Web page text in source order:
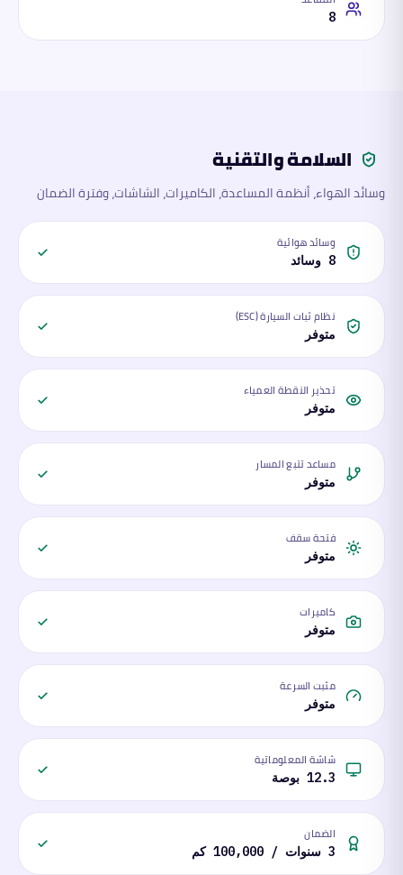
8
السلامة والتقنية
وسائد الهواء، أنظمة المساعدة، الكاميرات، الشاشات، وفترة الضمان
وسائد هوائية
8 وسائد
نظام ثبات السيارة (ESC)
متوفر
تحذير النقطة العمياء
متوفر
مساعد تتبع المسار
متوفر
فتحة سقف
متوفر
كاميرات
متوفر
مثبت السرعة
متوفر
شاشة المعلوماتية
12.3 بوصة
الضمان
3 سنوات / 100,000 كم